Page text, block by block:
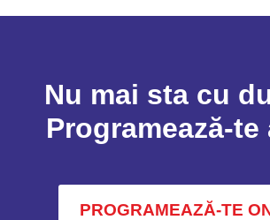
Nu mai sta cu
Programează-te
PROGRAMEAZĂ-TE